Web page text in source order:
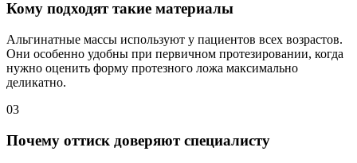
Кому подходят такие материалы
Альгинатные массы используют у пациентов всех возрастов.
Они особенно удобны при первичном протезировании, когда
нужно оценить форму протезного ложа максимально
деликатно.
03
Почему оттиск доверяют специалисту